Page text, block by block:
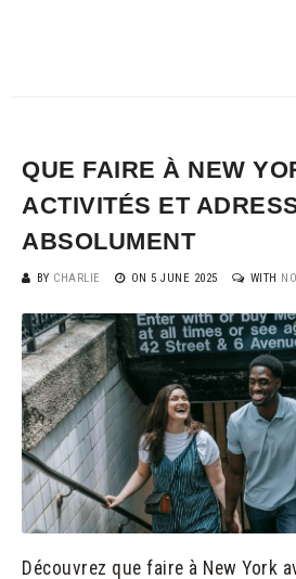
QUE FAIRE À NEW
ACTIVITÉS ET
ABSOLUMENT
BY CHARLIE ON 5 JUNE 2025 WITH
Découvrez que faire à New York